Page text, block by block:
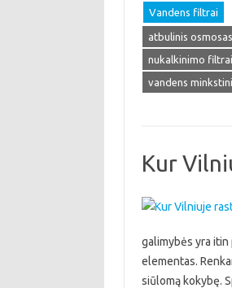
Vandens filtrai
atbulinis osmosas
nukalkinimo filtrai
vandens
Kur
galimybės yra
elementas.
siūlomą kokybę.